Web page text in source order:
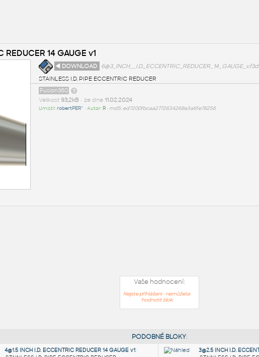
REDUCER 14 GAUGE v1
◄ DOWNLOAD
6@3_INCH__I.D._ECCENTRIC_REDUCER_14_GAUGE_v.f3d
STAINLESS I.D. PIPE ECCENTRIC REDUCER
Fusion360
Velikost 93,2kB• ze dne 11.02.2024
Umístil:robertPER^ • Autor: R• md5: ed7200fbcaa2772634268e3a6fe78256
Vaše hodnocení:
Nejste přihlášeni - nemůžete
hodnotit blok